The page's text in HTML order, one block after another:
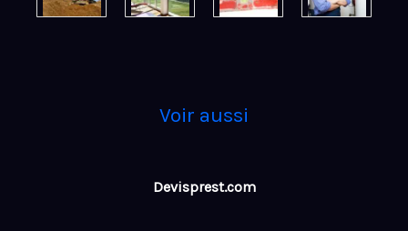
Voir aussi
Devisprest.com